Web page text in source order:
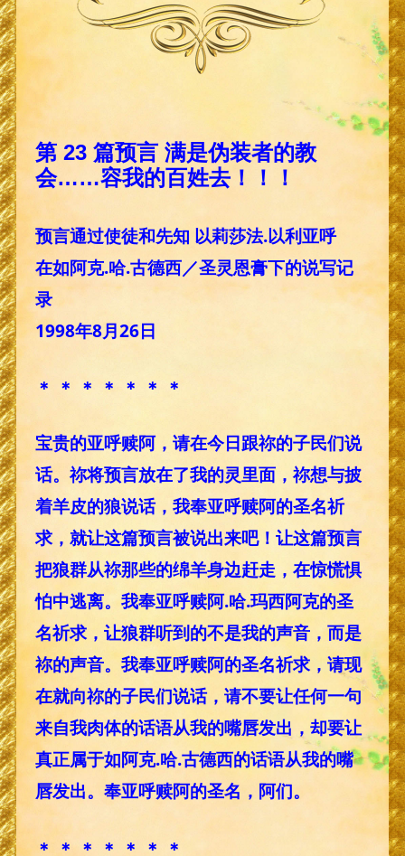
第 23 篇预言 满是伪装者的教
会……容我的百姓去！！！
预言通过使徒和先知 以莉莎法.以利亚呼
在如阿克.哈.古德西／圣灵恩膏下的说写记
录
1998年8月26日
＊ ＊ ＊ ＊ ＊ ＊ ＊
宝贵的亚呼赎阿，请在今日跟祢的子民们说
话。祢将预言放在了我的灵里面，祢想与披
着羊皮的狼说话，我奉亚呼赎阿的圣名祈
求，就让这篇预言被说出来吧！让这篇预言
把狼群从祢那些的绵羊身边赶走，在惊慌惧
怕中逃离。我奉亚呼赎阿.哈.玛西阿克的圣
名祈求，让狼群听到的不是我的声音，而是
祢的声音。我奉亚呼赎阿的圣名祈求，请现
在就向祢的子民们说话，请不要让任何一句
来自我肉体的话语从我的嘴唇发出，却要让
真正属于如阿克.哈.古德西的话语从我的嘴
唇发出。奉亚呼赎阿的圣名，阿们。
＊ ＊ ＊ ＊ ＊ ＊ ＊